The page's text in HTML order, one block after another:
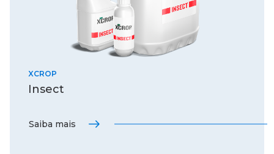
XCROP
Insect
Saiba mais